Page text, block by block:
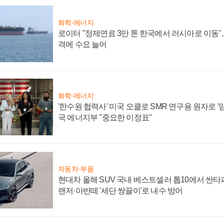
화학·에너지
로이터 "정제연료 3만 톤 한국에서 러시아로 이동
격에 수요 늘어
화학·에너지
'한수원 협력사' 미국 오클로 SMR 연구용 원자로 '
국 에너지부 "중요한 이정표"
자동차·부품
현대차 올해 SUV 국내 베스트셀러 톱10에서 싼타
랜저·아반떼 '세단 쌍끌이'로 내수 방어